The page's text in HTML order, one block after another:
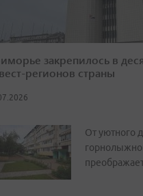
закрепилось в
регионов страны
От уютного